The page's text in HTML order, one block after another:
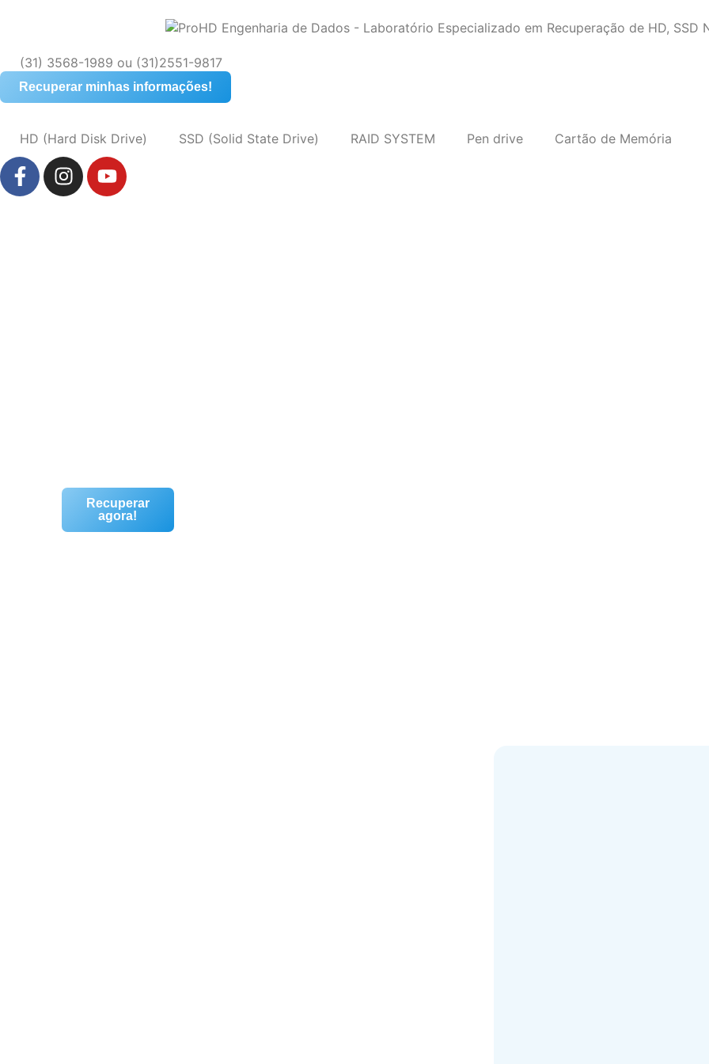
(31) 3568-1989 ou (31)2551-9817
Recuperar minhas informações!
HD (Hard Disk Drive) SSD (Solid State Drive) RAID SYSTEM Pen drive Cartão de Memória
Recuperar
agora!